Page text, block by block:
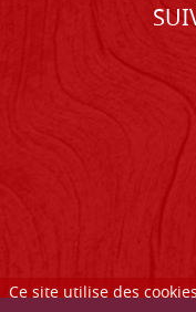
Ce site utilise des